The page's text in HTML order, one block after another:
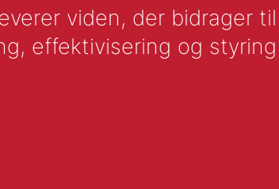
viden, der bidrager
effektivisering og